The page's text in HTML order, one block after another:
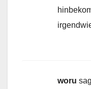
woru